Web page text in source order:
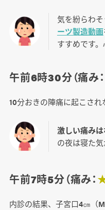
気を紛らわ
ーツ製造動画
すすめです。
午前6時30分（痛み：
10分おきの陣痛に起こされ
激しい痛みは
の夜は寝た気
午前7時5分（痛み：
内診の結果、子宮口4㎝（